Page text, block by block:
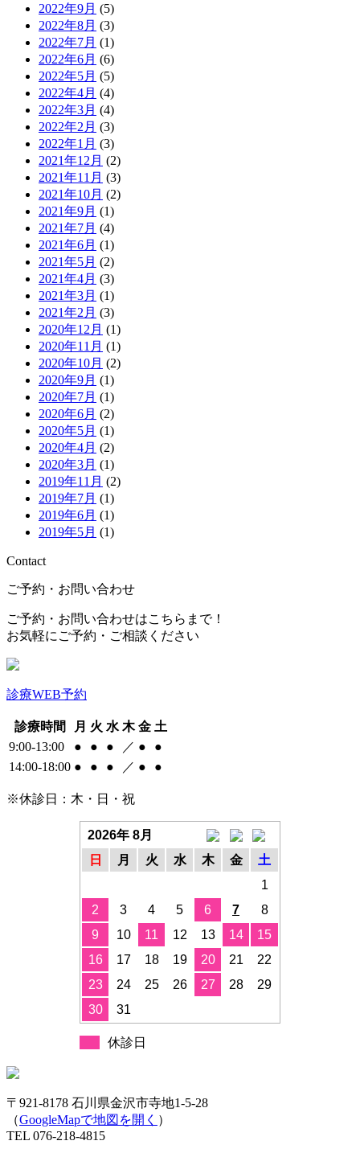
2022年9月 (5)
2022年8月 (3)
2022年7月 (1)
2022年6月 (6)
2022年5月 (5)
2022年4月 (4)
2022年3月 (4)
2022年2月 (3)
2022年1月 (3)
2021年12月 (2)
2021年11月 (3)
2021年10月 (2)
2021年9月 (1)
2021年7月 (4)
2021年6月 (1)
2021年5月 (2)
2021年4月 (3)
2021年3月 (1)
2021年2月 (3)
2020年12月 (1)
2020年11月 (1)
2020年10月 (2)
2020年9月 (1)
2020年7月 (1)
2020年6月 (2)
2020年5月 (1)
2020年4月 (2)
2020年3月 (1)
2019年11月 (2)
2019年7月 (1)
2019年6月 (1)
2019年5月 (1)
Contact
ご予約・お問い合わせ
ご予約・お問い合わせはこちらまで！
お気軽にご予約・ご相談ください
診療WEB予約
診療時間 月 火 水 木 金 土
9:00-13:00
● ● ● ／ ●
●
14:00-18:00 ● ● ● ／ ● ●
※休診日：木・日・祝
2026年 8月
日
月 火 水 木 金
土
1
2
3 4 5 6 7
8
9
10 11 12 13 14
15
16
17 18 19 20 21
22
23
24 25 26 27 28
29
30
31
休診日
〒921-8178 石川県金沢市寺地1-5-28
（GoogleMapで地図を開く ）
TEL 076-218-4815